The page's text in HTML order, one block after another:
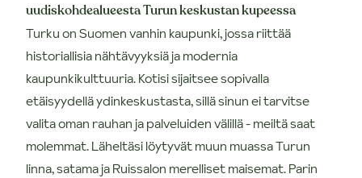
uudiskohdealueesta Turun keskustan kupeessa
Turku on Suomen vanhin kaupunki, jossa riittää
historiallisia nähtävyyksiä ja modernia
kaupunkikulttuuria. Kotisi sijaitsee sopivalla
etäisyydellä ydinkeskustasta, sillä sinun ei tarvitse
valita oman rauhan ja palveluiden välillä - meiltä saat
molemmat. Läheltäsi löytyvät muun muassa Turun
linna, satama ja Ruissalon merelliset maisemat. Parin